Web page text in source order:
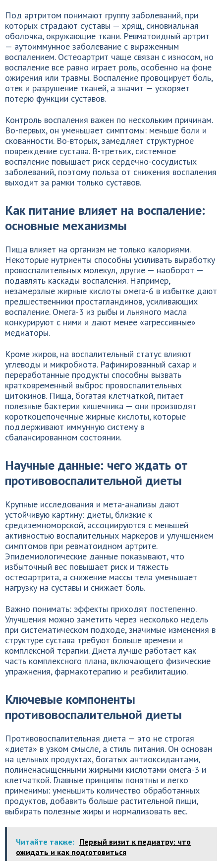
Под артритом понимают группу заболеваний, при
которых страдают суставы — хрящ, синовиальная
оболочка, окружающие ткани. Ревматоидный артрит
— аутоиммунное заболевание с выраженным
воспалением. Остеоартрит чаще связан с износом, но
воспаление все равно играет роль, особенно на фоне
ожирения или травмы. Воспаление провоцирует боль,
отек и разрушение тканей, а значит — ускоряет
потерю функции суставов.
Контроль воспаления важен по нескольким причинам.
Во-первых, он уменьшает симптомы: меньше боли и
скованности. Во-вторых, замедляет структурное
повреждение сустава. В-третьих, системное
воспаление повышает риск сердечно-сосудистых
заболеваний, поэтому польза от снижения воспаления
выходит за рамки только суставов.
Как питание влияет на воспаление:
основные механизмы
Пища влияет на организм не только калориями.
Некоторые нутриенты способны усиливать выработку
провоспалительных молекул, другие — наоборот —
подавлять каскады воспаления. Например,
незамерзлые жирные кислоты омега-6 в избытке дают
предшественники простагландинов, усиливающих
воспаление. Омега-3 из рыбы и льняного масла
конкурируют с ними и дают менее «агрессивные»
медиаторы.
Кроме жиров, на воспалительный статус влияют
углеводы и микробиота. Рафинированный сахар и
переработанные продукты способны вызвать
кратковременный выброс провоспалительных
цитокинов. Пища, богатая клетчаткой, питает
полезные бактерии кишечника — они производят
короткоцепочечные жирные кислоты, которые
поддерживают иммунную систему в
сбалансированном состоянии.
Научные данные: чего ждать от
противовоспалительной диеты
Крупные исследования и мета-анализы дают
устойчивую картину: диеты, близкие к
средиземноморской, ассоциируются с меньшей
активностью воспалительных маркеров и улучшением
симптомов при ревматоидном артрите.
Эпидемиологические данные показывают, что
избыточный вес повышает риск и тяжесть
остеоартрита, а снижение массы тела уменьшает
нагрузку на суставы и снижает боль.
Важно понимать: эффекты приходят постепенно.
Улучшения можно заметить через несколько недель
при систематическом подходе, значимые изменения в
структуре сустава требуют больше времени и
комплексной терапии. Диета лучше работает как
часть комплексного плана, включающего физические
упражнения, фармакотерапию и реабилитацию.
Ключевые компоненты
противовоспалительной диеты
Противовоспалительная диета — это не строгая
«диета» в узком смысле, а стиль питания. Он основан
на цельных продуктах, богатых антиоксидантами,
полиненасыщенными жирными кислотами омега-3 и
клетчаткой. Главные принципы понятны и легко
применимы: уменьшить количество обработанных
продуктов, добавить больше растительной пищи,
выбирать полезные жиры и нормализовать вес.
Читайте также: Первый визит к педиатру: что
ожидать и как подготовиться